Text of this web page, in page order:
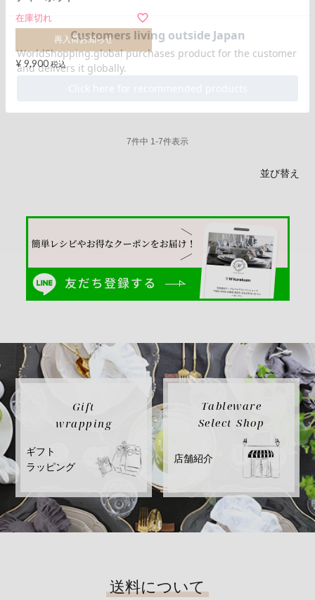
在庫切れ
再入荷お知らせ
¥ 9,900 税込
並び替え
7件中 1-7件表示
Gift
wrapping
ギフト
ラッピング
Tableware
Select Shop
店舗紹介
送料について